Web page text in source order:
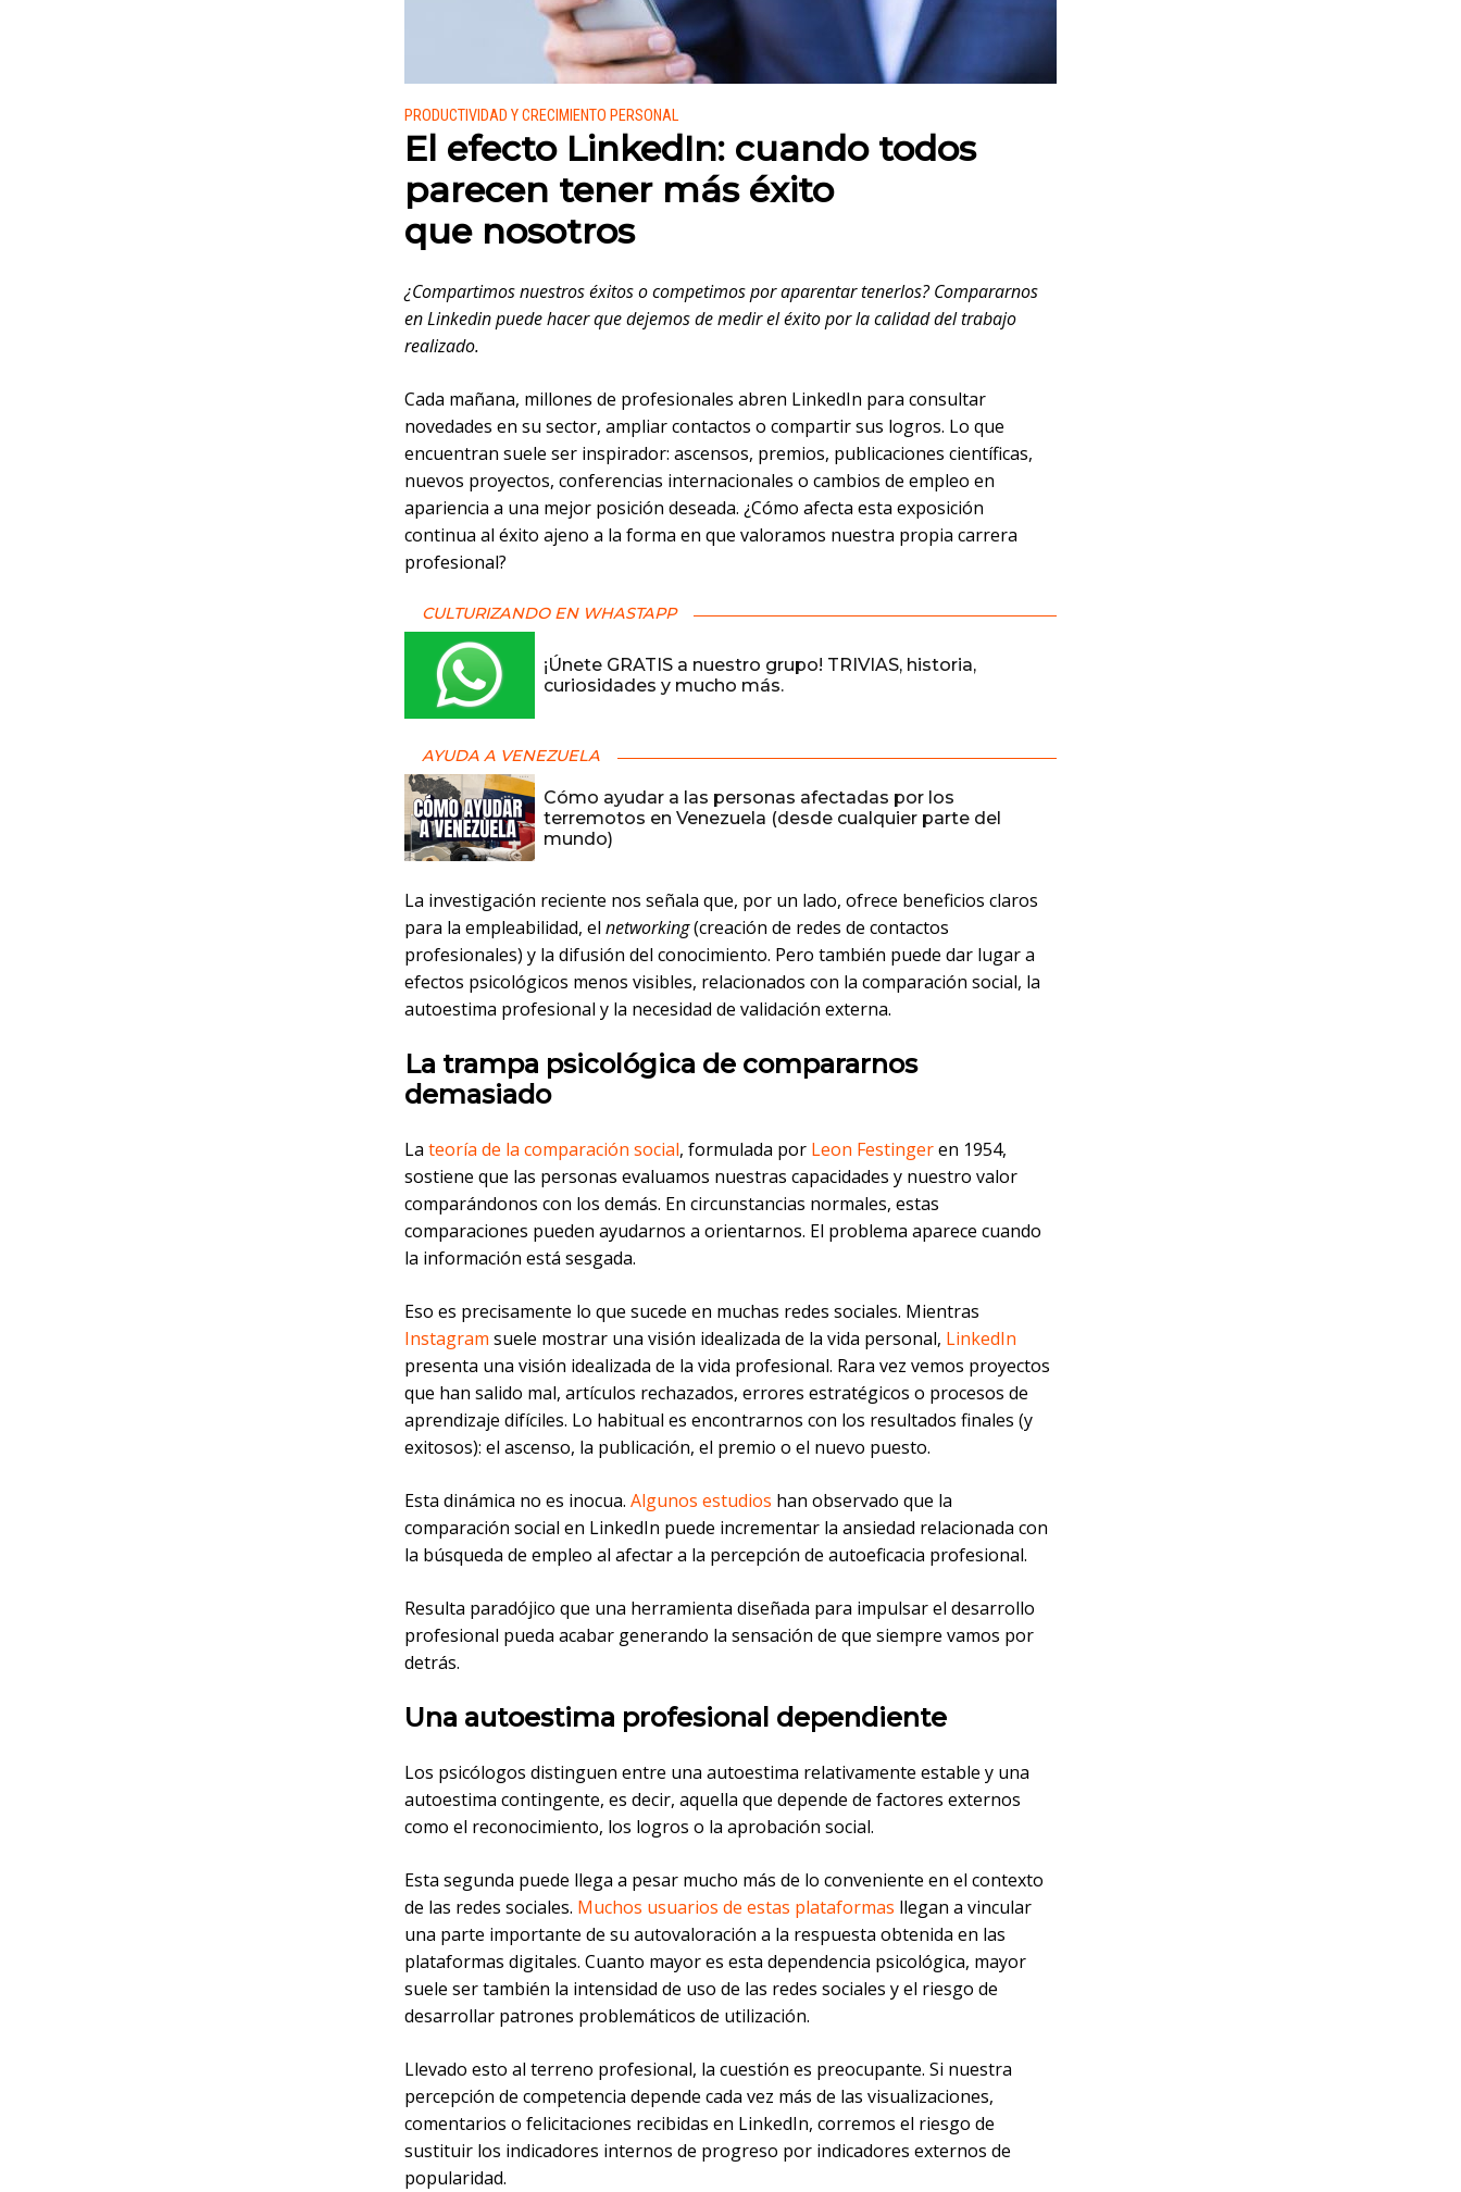
Publicado en:
PRODUCTIVIDAD Y CRECIMIENTO PERSONAL
El efecto LinkedIn: cuando todos
parecen tener más éxito
que nosotros
¿Compartimos nuestros éxitos o competimos por aparentar tenerlos? Compararnos
en Linkedin puede hacer que dejemos de medir el éxito por la calidad del trabajo
realizado.
Cada mañana, millones de profesionales abren LinkedIn para consultar
novedades en su sector, ampliar contactos o compartir sus logros. Lo que
encuentran suele ser inspirador: ascensos, premios, publicaciones científicas,
nuevos proyectos, conferencias internacionales o cambios de empleo en
apariencia a una mejor posición deseada. ¿Cómo afecta esta exposición
continua al éxito ajeno a la forma en que valoramos nuestra propia carrera
profesional?
CULTURIZANDO EN WHASTAPP
¡Únete GRATIS a nuestro grupo! TRIVIAS, historia,
curiosidades y mucho más.
AYUDA A VENEZUELA
Cómo ayudar a las personas afectadas por los
terremotos en Venezuela (desde cualquier parte del
mundo)
La investigación reciente nos señala que, por un lado, ofrece beneficios claros
para la empleabilidad, el networking(creación de redes de contactos
profesionales) y la difusión del conocimiento. Pero también puede dar lugar a
efectos psicológicos menos visibles, relacionados con la comparación social, la
autoestima profesional y la necesidad de validación externa.
La trampa psicológica de compararnos
demasiado
La teoría de la comparación social, formulada por Leon Festingeren 1954,
sostiene que las personas evaluamos nuestras capacidades y nuestro valor
comparándonos con los demás. En circunstancias normales, estas
comparaciones pueden ayudarnos a orientarnos. El problema aparece cuando
la información está sesgada.
Eso es precisamente lo que sucede en muchas redes sociales. Mientras
Instagram suele mostrar una visión idealizada de la vida personal, LinkedIn
presenta una visión idealizada de la vida profesional. Rara vez vemos proyectos
que han salido mal, artículos rechazados, errores estratégicos o procesos de
aprendizaje difíciles. Lo habitual es encontrarnos con los resultados finales (y
exitosos): el ascenso, la publicación, el premio o el nuevo puesto.
Esta dinámica no es inocua. Algunos estudios han observado que la
comparación social en LinkedIn puede incrementar la ansiedad relacionada con
la búsqueda de empleo al afectar a la percepción de autoeficacia profesional.
Resulta paradójico que una herramienta diseñada para impulsar el desarrollo
profesional pueda acabar generando la sensación de que siempre vamos por
detrás.
Una autoestima profesional dependiente
Los psicólogos distinguen entre una autoestima relativamente estable y una
autoestima contingente, es decir, aquella que depende de factores externos
como el reconocimiento, los logros o la aprobación social.
Esta segunda puede llega a pesar mucho más de lo conveniente en el contexto
de las redes sociales. Muchos usuarios de estas plataformas llegan a vincular
una parte importante de su autovaloración a la respuesta obtenida en las
plataformas digitales. Cuanto mayor es esta dependencia psicológica, mayor
suele ser también la intensidad de uso de las redes sociales y el riesgo de
desarrollar patrones problemáticos de utilización.
Llevado esto al terreno profesional, la cuestión es preocupante. Si nuestra
percepción de competencia depende cada vez más de las visualizaciones,
comentarios o felicitaciones recibidas en LinkedIn, corremos el riesgo de
sustituir los indicadores internos de progreso por indicadores externos de
popularidad.